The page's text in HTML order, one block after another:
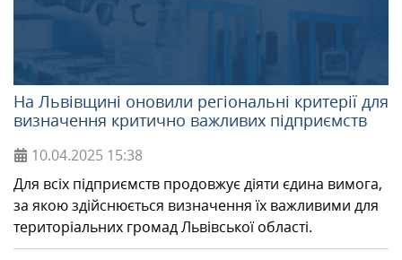
На Львівщині оновили регіональні критерії для
визначення критично важливих підприємств
10.04.2025 15:38
Для всіх підприємств продовжує діяти єдина вимога,
за якою здійснюється визначення їх важливими для
територіальних громад Львівської області.